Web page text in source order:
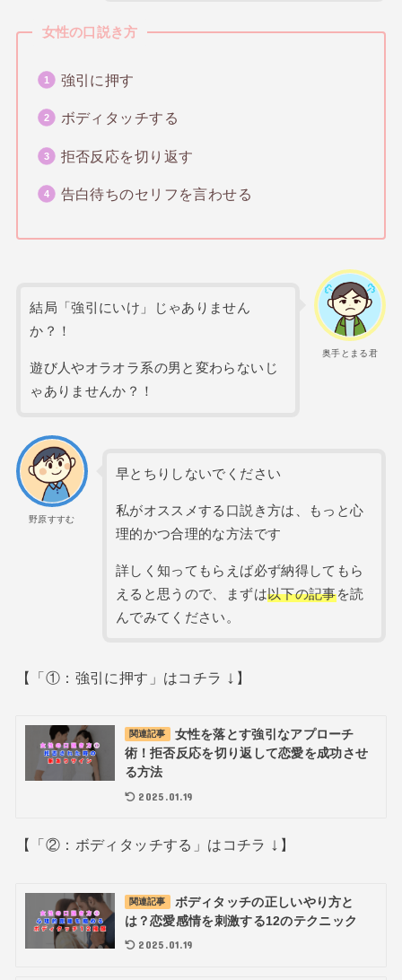
女性の口説き方
強引に押す
ボディタッチする
拒否反応を切り返す
告白待ちのセリフを言わせる
奥手とまる君
結局「強引にいけ」じゃありません
か？！
遊び人やオラオラ系の男と変わらないじ
ゃありませんか？！
野原すすむ
早とちりしないでください
私がオススメする口説き方は、もっと心
理的かつ合理的な方法です
詳しく知ってもらえば必ず納得してもら
えると思うので、まずは以下の記事を読
んでみてください。
【「①：強引に押す」はコチラ ↓ 】
関連記事
女性を落とす強引なアプローチ
術！拒否反応を切り返して恋愛を成功させ
る方法
2025.01.19
【「②：ボディタッチする」はコチラ ↓ 】
関連記事
ボディタッチの正しいやり方と
は？恋愛感情を刺激する12のテクニック
2025.01.19